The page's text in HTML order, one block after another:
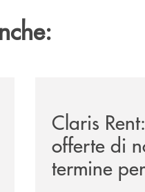
Claris
offerte di
termine